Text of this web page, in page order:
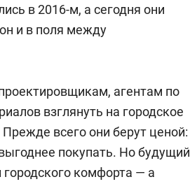
в 2016-м, а сегодня они
и в поля между
агентам по
взглянуть на городское
Прежде всего они берут ценой:
покупать. Но будущий
комфорта — а